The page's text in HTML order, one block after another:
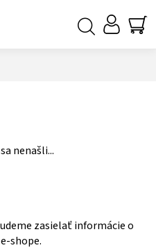
sa nenašli...
zasielať informácie o
shope.